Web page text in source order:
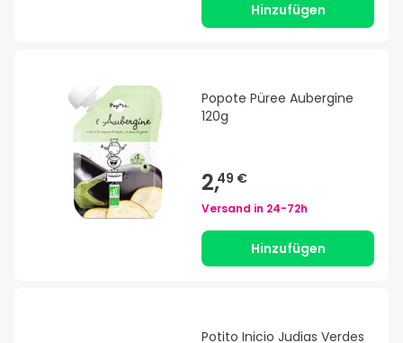
Hinzufügen
Popote Püree Aubergine
120g
2,49 €
Versand in 24-72h
Hinzufügen
Potito Inicio Judias Verdes